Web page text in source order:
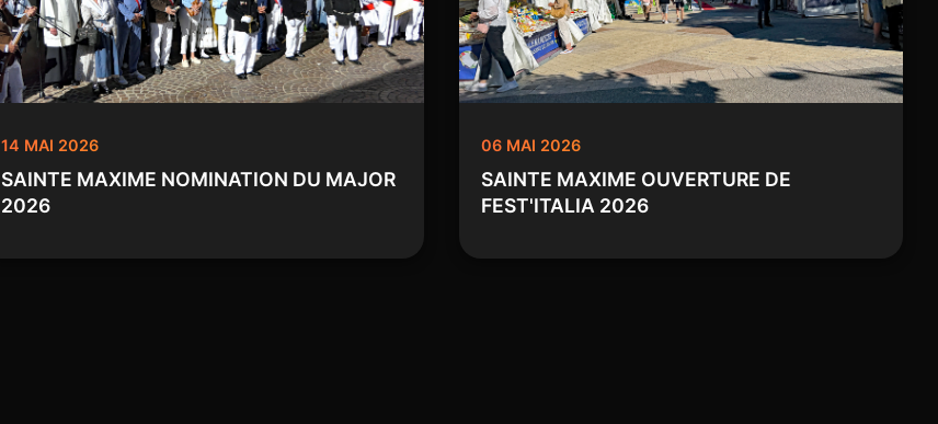
14 MAI 2026
SAINTE MAXIME NOMINATION DU MAJOR
2026
06 MAI 2026
SAINTE MAXIME OUVERTURE DE
FEST'ITALIA 2026